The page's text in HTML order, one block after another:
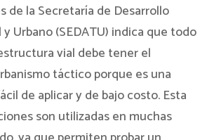
de la Secretaría de Desarrollo
Urbano (SEDATU) indica que todo
vial debe tener el
táctico porque es una
de aplicar y de bajo costo. Esta
son utilizadas en muchas